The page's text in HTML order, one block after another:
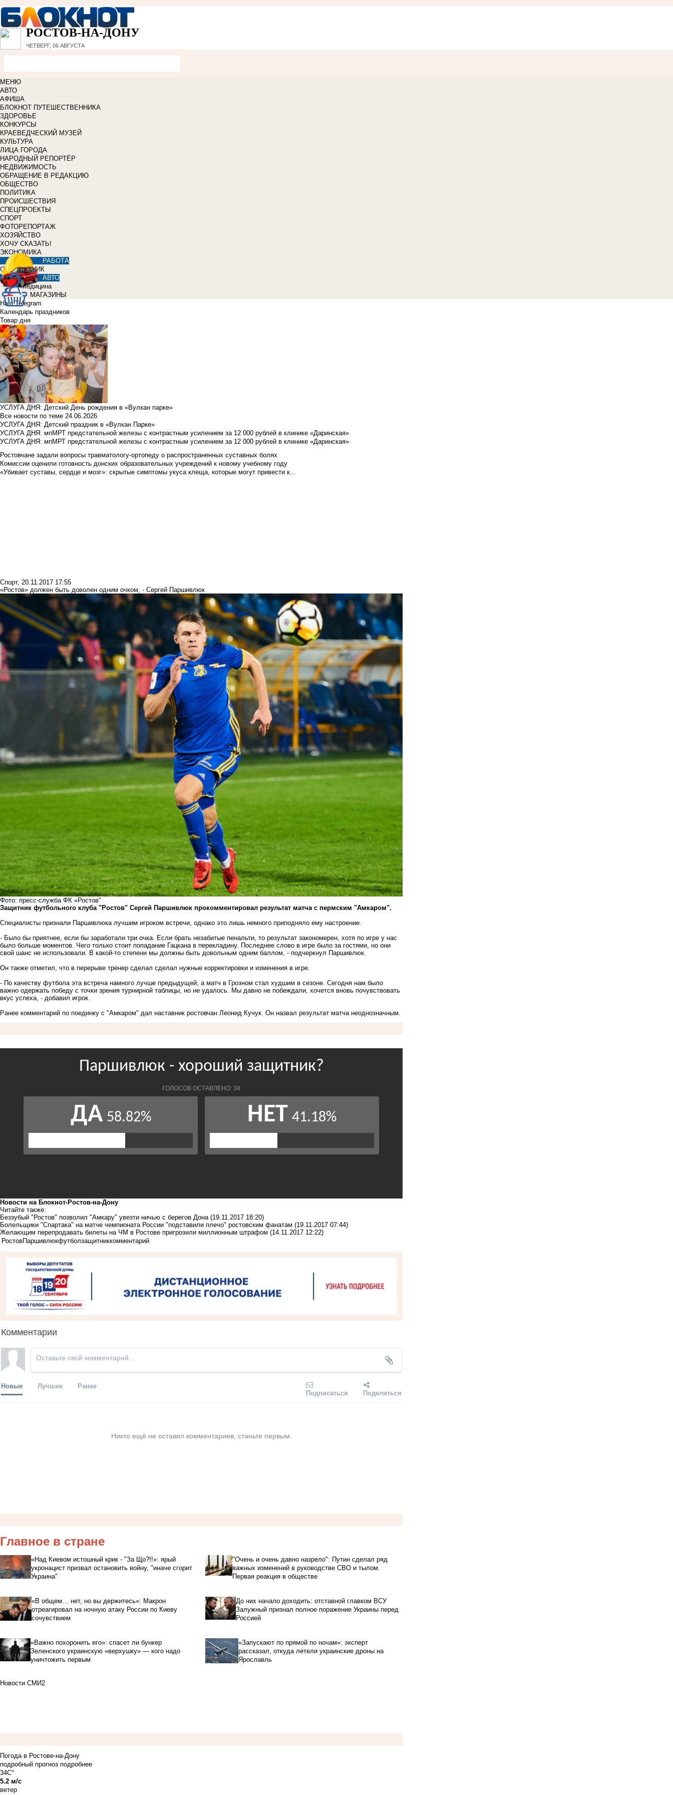
РОСТОВ-НА-ДОНУ
ЧЕТВЕРГ, 06 АВГУСТА
МЕНЮ
АВТО
АФИША
БЛОКНОТ ПУТЕШЕСТВЕННИКА
ЗДОРОВЬЕ
КОНКУРСЫ
КРАЕВЕДЧЕСКИЙ МУЗЕЙ
КУЛЬТУРА
ЛИЦА ГОРОДА
НАРОДНЫЙ РЕПОРТЁР
НЕДВИЖИМОСТЬ
ОБРАЩЕНИЕ В РЕДАКЦИЮ
ОБЩЕСТВО
ПОЛИТИКА
ПРОИСШЕСТВИЯ
СПЕЦПРОЕКТЫ
СПОРТ
ФОТОРЕПОРТАЖ
ХОЗЯЙСТВО
ХОЧУ СКАЗАТЬ!
ЭКОНОМИКА
РАБОТА
СПРАВОЧНИК
АВТО
Медицина
МАГАЗИНЫ
Наш Telegram
Календарь праздников
Товар дня
УСЛУГА ДНЯ: Детский День рождения в «Вулкан парке»
Все новости по теме 24.06.2026
УСЛУГА ДНЯ: Детский праздник в «Вулкан Парке»
УСЛУГА ДНЯ: мпМРТ предстательной железы с контрастным усилением за 12 000 рублей в клинике «Даринская»
УСЛУГА ДНЯ: мпМРТ предстательной железы с контрастным усилением за 12 000 рублей в клинике «Даринская»
Ростовчане задали вопросы травматологу-ортопеду о распространенных суставных болях
Комиссии оценили готовность донских образовательных учреждений к новому учебному году
«Убивает суставы, сердце и мозг»: скрытые симптомы укуса клеща, которые могут привести к...
Спорт, 20.11.2017 17:55
«Ростов» должен быть доволен одним очком, - Сергей Паршивлюк
Фото: пресс-служба ФК «Ростов"
Защитник футбольного клуба "Ростов" Сергей Паршивлюк прокомментировал результат матча с пермским "Амкаром".
Специалисты признали Паршивлюка лучшим игроком встречи, однако это лишь немного приподняло ему настроение.
- Было бы приятнее, если бы заработали три очка. Если брать незабитые пенальти, то результат закономерен, хотя по игре у нас
было больше моментов. Чего только стоит попадание Гацкана в перекладину. Последнее слово в игре было за гостями, но они
свой шанс не использовали. В какой-то степени мы должны быть довольным одним баллом, - подчеркнул Паршивлюк.
Он также отметил, что в перерыве тренер сделал сделал нужные корректировки и изменения в игре.
- По качеству футбола эта встреча намного лучше предыдущей, а матч в Грозном стал худшим в сезоне. Сегодня нам было
важно одержать победу с точки зрения турнирной таблицы, но не удалось. Мы давно не побеждали, хочется вновь почувствовать
вкус успеха, - добавил игрок.
Ранее комментарий по поединку с "Амкаром" дал наставник ростовчан Леонид Кучук. Он назвал результат матча неоднозначным.
Новости на Блoкнoт-Ростов-на-Дону
Читайте также:
Беззубый "Ростов" позволил "Амкару" увезти ничью с берегов Дона (19.11.2017 18:20)
Болельщики "Спартака" на матче чемпионата России "подставили плечо" ростовским фанатам (19.11.2017 07:44)
Желающим перепродавать билеты на ЧМ в Ростове пригрозили миллионным штрафом (14.11.2017 12:22)
РостовПаршивлюкфутболзащитниккомментарий
Комментарии
Новые Лучшие Ранее
Подписаться Поделиться
Никто ещё не оставил комментариев, станьте первым.
Главное в стране
«Над Киевом истошный крик - "За Що?!!»: ярый
укронацист призвал остановить войну, "иначе сгорит
Украина"
"Очень и очень давно назрело": Путин сделал ряд
важных изменений в руководстве СВО и тылом.
Первая реакция в обществе
«В общем… нет, но вы держитесь»: Макрон
отреагировал на ночную атаку России по Киеву
сочувствием
До них начало доходить: отставной главком ВСУ
Залужный признал полное поражение Украины перед
Россией
«Важно похоронить его»: спасет ли бункер
Зеленского украинскую «верхушку» — кого надо
уничтожить первым
«Запускают по прямой по ночам»: эксперт
рассказал, откуда летели украинские дроны на
Ярославль
Новости СМИ2
Погода в Ростове-на-Дону
подробный прогноз подробнее
34C°
5.2 м/с
ветер